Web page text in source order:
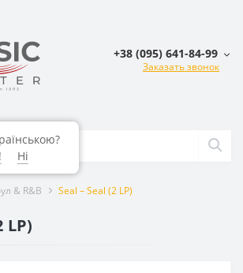
+38 (095) 641-84-99
Заказать звонок
& R&B Seal – Seal (2 LP)
LP)
Ні